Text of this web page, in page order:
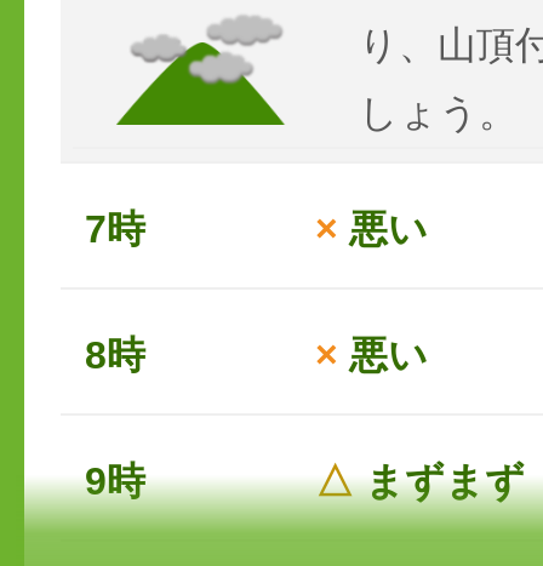
り、山頂
しょう。
7時 × 悪い
8時 × 悪い
9時 △まずまず